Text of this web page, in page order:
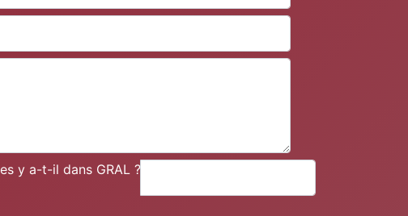
y a-t-il dans GRAL ?